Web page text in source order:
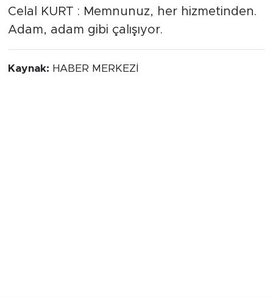
Celal KURT : Memnunuz, her hizmetinden.
Adam, adam gibi çalışıyor.
Kaynak: HABER MERKEZİ